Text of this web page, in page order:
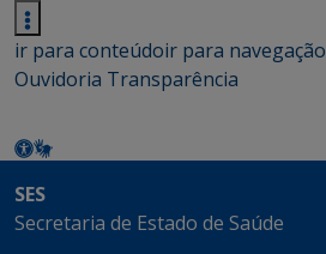
ir para conteúdoir para navegação
Ouvidoria Transparência
SES
Secretaria de Estado de Saúde